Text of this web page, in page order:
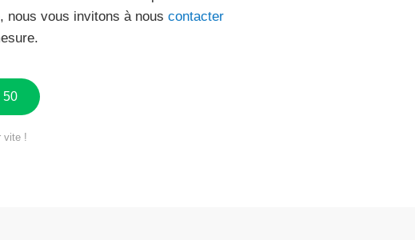
nous vous invitons à nous contacter
50
vite !